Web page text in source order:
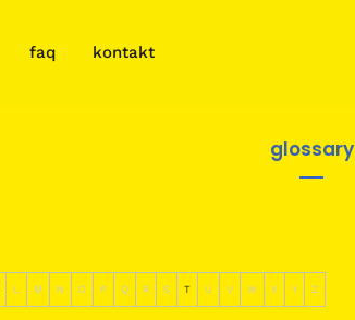
faq kontakt
glossary
L M N O P Q R S T U V W X Y Z